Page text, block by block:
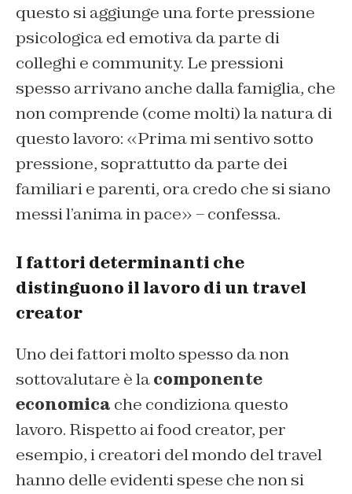
questo si aggiunge una forte pressione
psicologica ed emotiva da parte di
colleghi e community. Le pressioni
spesso arrivano anche dalla famiglia, che
non comprende (come molti) la natura di
questo lavoro: «Prima mi sentivo sotto
pressione, soprattutto da parte dei
familiari e parenti, ora credo che si siano
messi l’anima in pace» – confessa.
I fattori determinanti che
distinguono il lavoro di un travel
creator
Uno dei fattori molto spesso da non
sottovalutare è lacomponente
economica che condiziona questo
lavoro. Rispetto ai food creator, per
esempio, i creatori del mondo del travel
hanno delle evidenti spese che non si